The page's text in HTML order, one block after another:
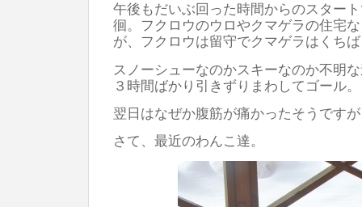
午後もだいぶ回った時間からのスター
徊。フクロウのウロやクマゲラの住宅
が、フクロウは留守でクマゲラはくち
スノーシューなのかスキーなのか不明
３時間ばかり引きずりまわしてゴール。
翌日はなぜか腹筋が痛かったそうです
さて、最近のわんこ達。